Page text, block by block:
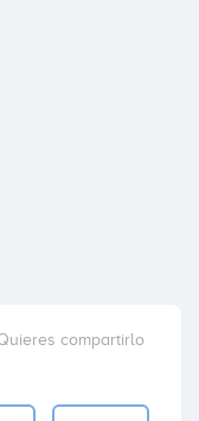
compartirlo